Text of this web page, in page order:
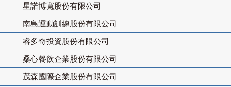
星諾博寬股份有限公司
南島運動訓練股份有限公司
睿多奇投資股份有限公司
桑心餐飲企業股份有限公司
茂森國際企業股份有限公司